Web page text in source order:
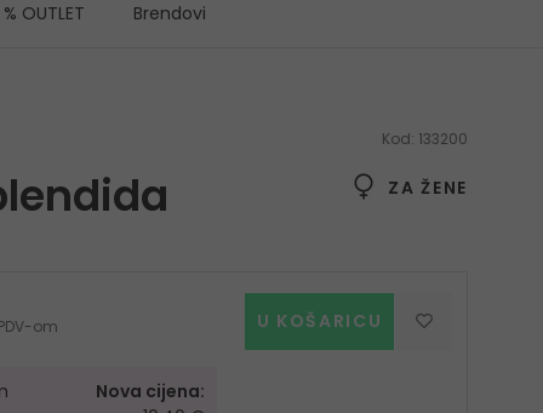
% OUTLET Brendovi
Kod: 133200
ZA ŽENE
om
U KOŠARICU
Nova cijena: